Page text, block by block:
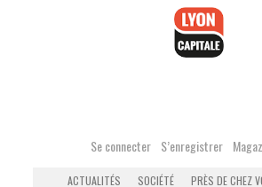
Se connecter S’enregistrer
ACTUALITÉS SOCIÉTÉ PRÈS DE CHEZ